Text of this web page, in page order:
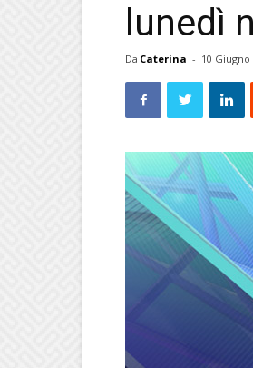
lunedì
Da Caterina - 10 Giugno